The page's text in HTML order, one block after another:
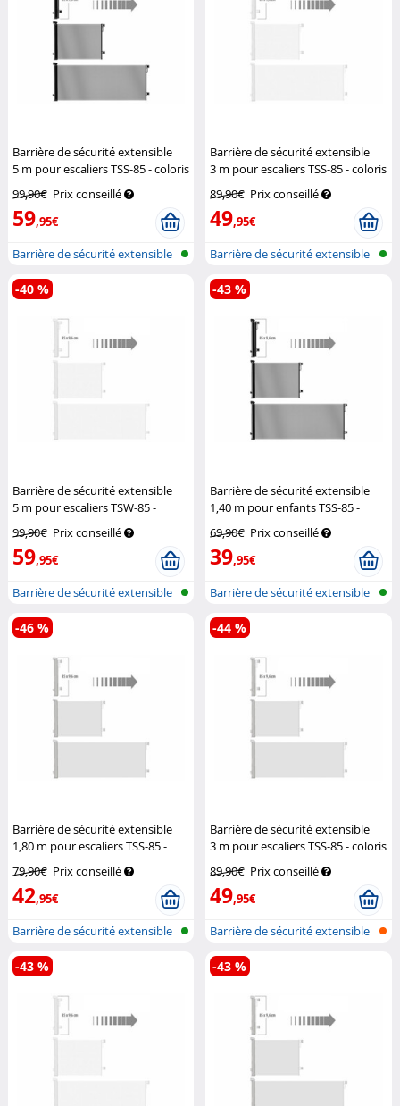
Barrière de sécurité extensible
5 m pour escaliers TSS-85 - coloris
99,90€ Prix conseillé
59,95€
Barrière de sécurité extensible
pou...
Barrière de sécurité extensible
3 m pour escaliers TSS-85 - coloris
Carlo Milano
89,90€ Prix conseillé
49,95€
Barrière de sécurité extensible
pou...
Barrière de sécurité extensible
5 m pour escaliers TSW-85 -
Carlo Milano
99,90€ Prix conseillé
59,95€
-40 %
Barrière de sécurité extensible
pou...
Barrière de sécurité extensible
1,40 m pour enfants TSS-85 -
Carlo Milano
69,90€ Prix conseillé
39,95€
-43 %
Barrière de sécurité extensible
pou...
Barrière de sécurité extensible
1,80 m pour escaliers TSS-85 -
Carlo Milano
79,90€ Prix conseillé
42,95€
-46 %
Barrière de sécurité extensible
pou...
Barrière de sécurité extensible
3 m pour escaliers TSS-85 - coloris
89,90€ Prix conseillé
49,95€
-44 %
Barrière de sécurité extensible
pou...
-43 % -43 %